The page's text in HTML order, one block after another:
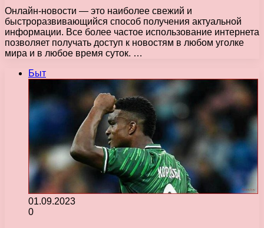
Онлайн-новости — это наиболее свежий и
быстроразвивающийся способ получения актуальной
информации. Все более частое использование интернета
позволяет получать доступ к новостям в любом уголке
мира и в любое время суток. …
Быт
01.09.2023
0